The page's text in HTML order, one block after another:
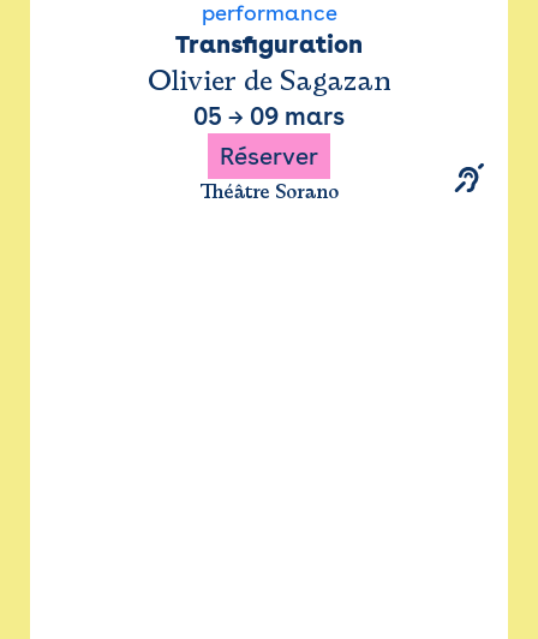
performance
Transfiguration
Olivier de Sagazan
05 → 09 mars
Réserver
Théâtre Sorano